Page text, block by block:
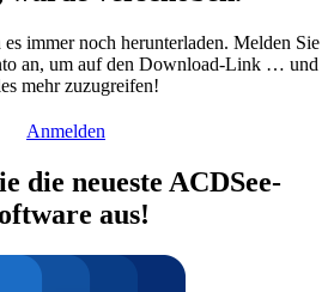
immer noch herunterladen. Melden Sie
an, um auf den Download-Link … und
mehr zuzugreifen!
Anmelden
die neueste ACDSee-
aus!